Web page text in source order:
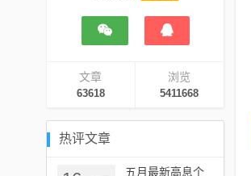
文章
63618
浏览
5411668
热评文章
五月最新高息个